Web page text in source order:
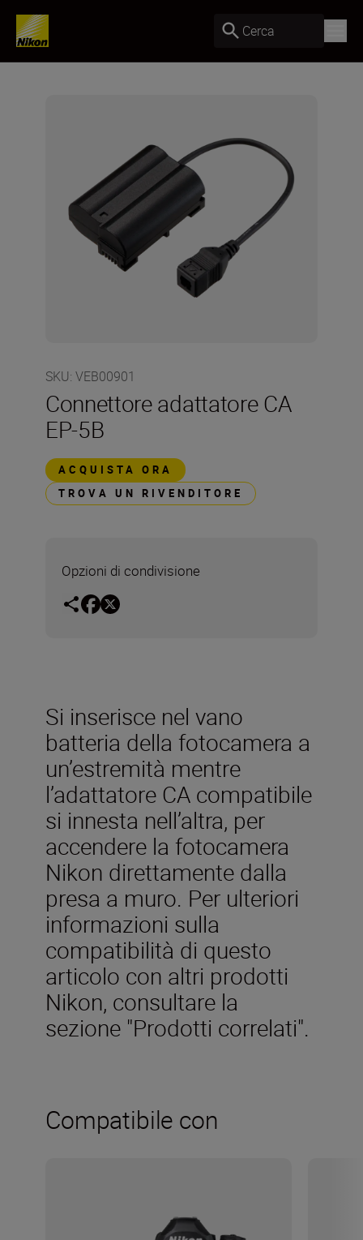
Cerca
SKU: VEB00901
Connettore adattatore CA
EP-5B
ACQUISTA ORA
TROVA UN RIVENDITORE
Opzioni di condivisione
Si inserisce nel vano
batteria della fotocamera a
un’estremità mentre
l’adattatore CA compatibile
si innesta nell’altra, per
accendere la fotocamera
Nikon direttamente dalla
presa a muro. Per ulteriori
informazioni sulla
compatibilità di questo
articolo con altri prodotti
Nikon, consultare la
sezione "Prodotti correlati".
Compatibile con